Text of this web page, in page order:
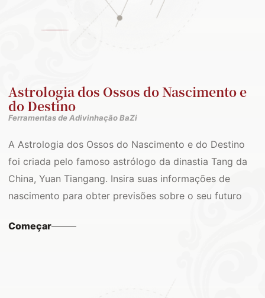
Astrologia dos Ossos do Nascimento e
do Destino
Ferramentas de Adivinhação BaZi
A Astrologia dos Ossos do Nascimento e do Destino
foi criada pelo famoso astrólogo da dinastia Tang da
China, Yuan Tiangang. Insira suas informações de
nascimento para obter previsões sobre o seu futuro
Começar